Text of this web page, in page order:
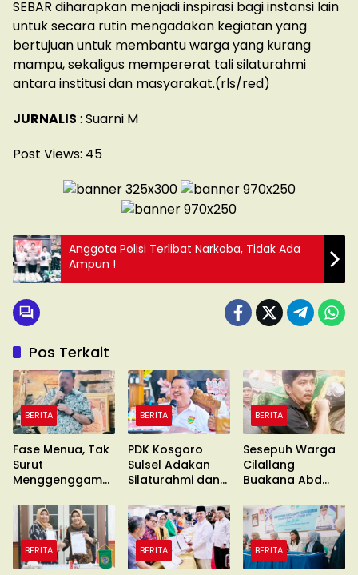
SEBAR diharapkan menjadi inspirasi bagi instansi lain
untuk secara rutin mengadakan kegiatan yang
bertujuan untuk membantu warga yang kurang
mampu, sekaligus mempererat tali silaturahmi
antara institusi dan masyarakat.(rls/red)
JURNALIS : Suarni M
Post Views: 45
Anggota Polisi Terlibat Narkoba, Tidak Ada
Ampun !
Pos Terkait
BERITA
Fase Menua, Tak
Surut
Menggenggam
BERITA
PDK Kosgoro
Sulsel Adakan
Silaturahmi dan
BERITA
Sesepuh Warga
Cilallang
Buakana Abd
Wafat
BERITA BERITA BERITA